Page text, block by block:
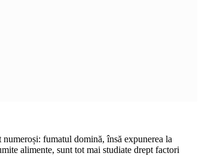
fumatul domină, însă expunerea la
alimente, sunt tot mai studiate drept factori